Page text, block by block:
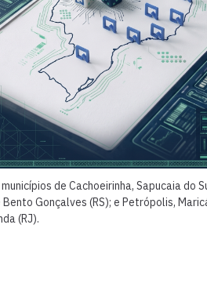
de Cachoeirinha, Sapucaia do
Gonçalves (RS); e Petrópolis,
(RJ).